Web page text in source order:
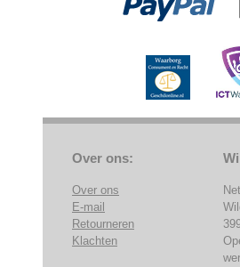
Over ons:
Over ons
E-mail
Retourneren
Klachten